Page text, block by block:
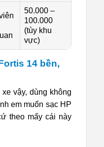
50.000 –
100.000
(tùy khu
vực)
14 bền,
vậy, dùng không
em muốn sạc HP
theo mấy cái này